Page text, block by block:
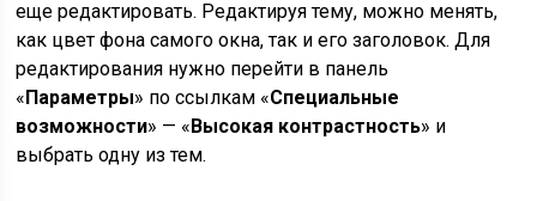
еще редактировать. Редактируя тему, можно менять,
как цвет фона самого окна, так и его заголовок. Для
редактирования нужно перейти в панель
«Параметры» по ссылкам «Специальные
возможности» — «Высокая контрастность» и
выбрать одну из тем.